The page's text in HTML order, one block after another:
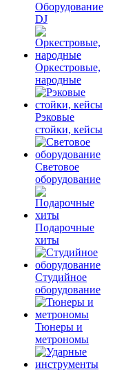
Оборудование
DJ
Оркестровые,
народные
Рэковые
стойки, кейсы
Световое
оборудование
Подарочные
хиты
Студийное
оборудование
Тюнеры и
метрономы